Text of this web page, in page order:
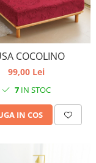
COCOLINO
99,00 Lei
7IN STOC
IN COS